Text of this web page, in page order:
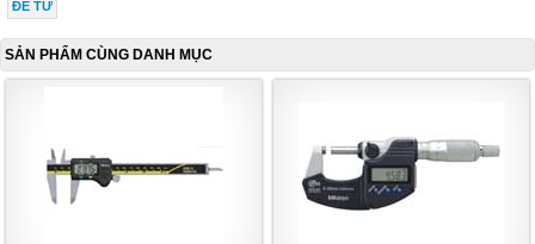
ĐẾ TỪ
SẢN PHẨM CÙNG DANH MỤC